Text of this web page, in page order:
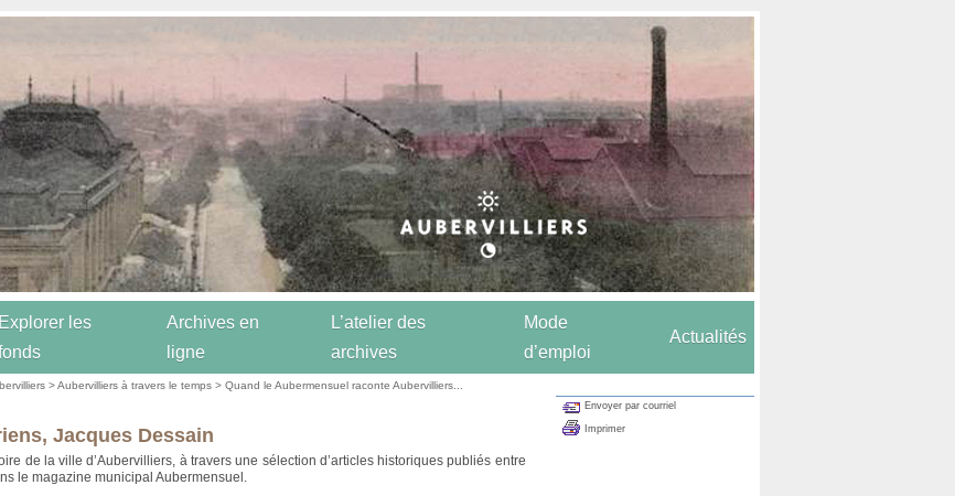
Explorer les
Archives en
ligne
L’atelier des
archives
Mode
d’emploi
Actualités
>Aubervilliers à travers le temps >Quand le Aubermensuel raconte Aubervilliers...
Jacques Dessain
de la ville d’Aubervilliers, à travers une sélection d’articles historiques publiés entre
le magazine municipal Aubermensuel.
Envoyer par courriel
Imprimer